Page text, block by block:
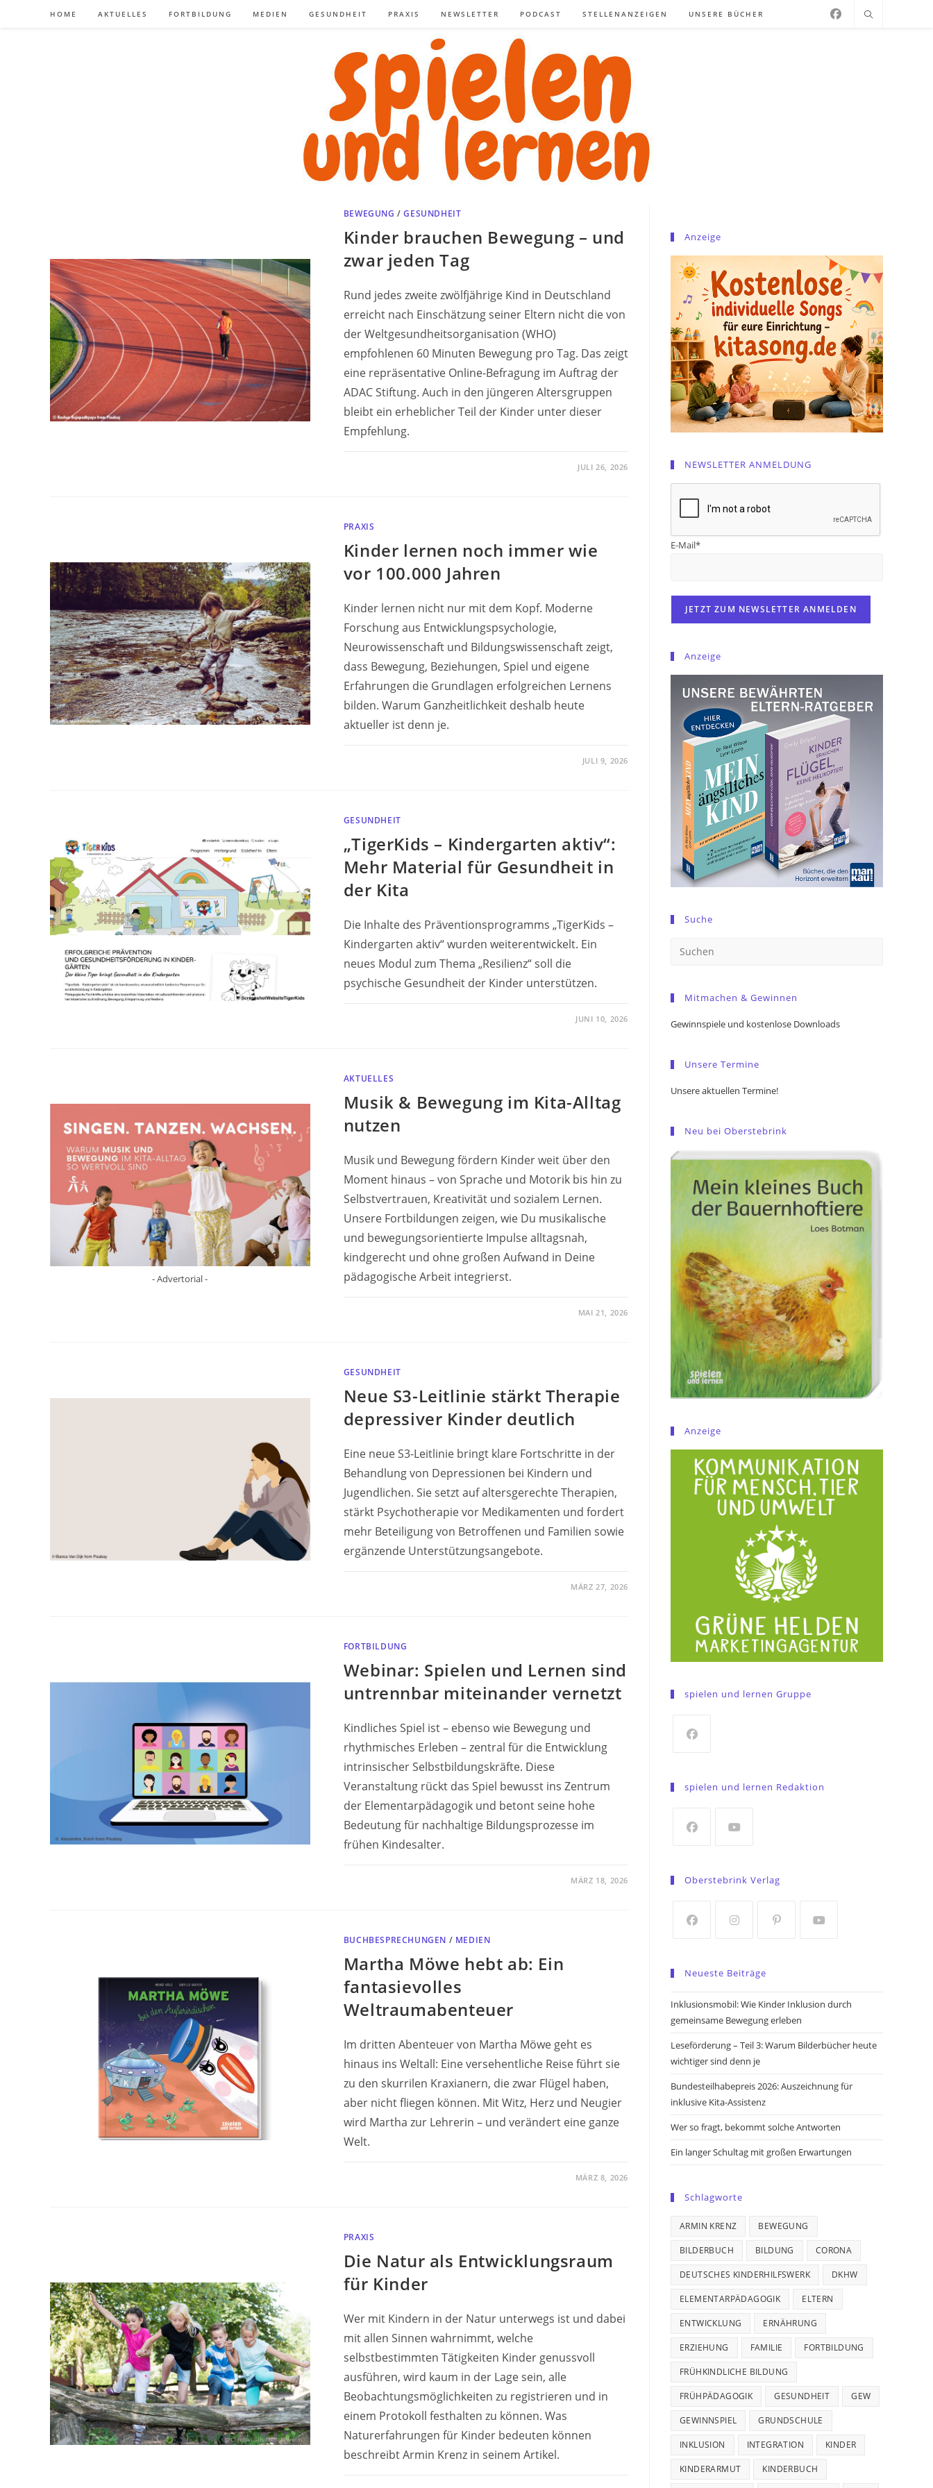
HOME AKTUELLES FORTBILDUNG MEDIEN GESUNDHEIT PRAXIS NEWSLETTER PODCAST STELLENANZEIGEN UNSERE BÜCHER
BEWEGUNG /GESUNDHEIT
Kinder brauchen Bewegung – und
zwar jeden Tag
Rund jedes zweite zwölfjährige Kind in Deutschland
erreicht nach Einschätzung seiner Eltern nicht die von
der Weltgesundheitsorganisation (WHO)
empfohlenen 60 Minuten Bewegung pro Tag. Das zeigt
eine repräsentative Online-Befragung im Auftrag der
ADAC Stiftung. Auch in den jüngeren Altersgruppen
bleibt ein erheblicher Teil der Kinder unter dieser
Empfehlung.
JULI 26, 2026
PRAXIS
Kinder lernen noch immer wie
vor 100.000 Jahren
Kinder lernen nicht nur mit dem Kopf. Moderne
Forschung aus Entwicklungspsychologie,
Neurowissenschaft und Bildungswissenschaft zeigt,
dass Bewegung, Beziehungen, Spiel und eigene
Erfahrungen die Grundlagen erfolgreichen Lernens
bilden. Warum Ganzheitlichkeit deshalb heute
aktueller ist denn je.
JULI 9, 2026
GESUNDHEIT
„TigerKids – Kindergarten aktiv“:
Mehr Material für Gesundheit in
der Kita
Die Inhalte des Präventionsprogramms „TigerKids –
Kindergarten aktiv“ wurden weiterentwickelt. Ein
neues Modul zum Thema „Resilienz“ soll die
psychische Gesundheit der Kinder unterstützen.
JUNI 10, 2026
- Advertorial -
AKTUELLES
Musik & Bewegung im Kita-Alltag
nutzen
Musik und Bewegung fördern Kinder weit über den
Moment hinaus – von Sprache und Motorik bis hin zu
Selbstvertrauen, Kreativität und sozialem Lernen.
Unsere Fortbildungen zeigen, wie Du musikalische
und bewegungsorientierte Impulse alltagsnah,
kindgerecht und ohne großen Aufwand in Deine
pädagogische Arbeit integrierst.
MAI 21, 2026
GESUNDHEIT
Neue S3-Leitlinie stärkt Therapie
depressiver Kinder deutlich
Eine neue S3-Leitlinie bringt klare Fortschritte in der
Behandlung von Depressionen bei Kindern und
Jugendlichen. Sie setzt auf altersgerechte Therapien,
stärkt Psychotherapie vor Medikamenten und fordert
mehr Beteiligung von Betroffenen und Familien sowie
ergänzende Unterstützungsangebote.
MÄRZ 27, 2026
FORTBILDUNG
Webinar: Spielen und Lernen sind
untrennbar miteinander vernetzt
Kindliches Spiel ist – ebenso wie Bewegung und
rhythmisches Erleben – zentral für die Entwicklung
intrinsischer Selbstbildungskräfte. Diese
Veranstaltung rückt das Spiel bewusst ins Zentrum
der Elementarpädagogik und betont seine hohe
Bedeutung für nachhaltige Bildungsprozesse im
frühen Kindesalter.
MÄRZ 18, 2026
BUCHBESPRECHUNGEN / MEDIEN
Martha Möwe hebt ab: Ein
fantasievolles
Weltraumabenteuer
Im dritten Abenteuer von Martha Möwe geht es
hinaus ins Weltall: Eine versehentliche Reise führt sie
zu den skurrilen Kraxianern, die zwar Flügel haben,
aber nicht fliegen können. Mit Witz, Herz und Neugier
wird Martha zur Lehrerin – und verändert eine ganze
Welt.
MÄRZ 8, 2026
PRAXIS
Die Natur als Entwicklungsraum
für Kinder
Wer mit Kindern in der Natur unterwegs ist und dabei
mit allen Sinnen wahrnimmt, welche
selbstbestimmten Tätigkeiten Kinder genussvoll
ausführen, wird kaum in der Lage sein, alle
Beobachtungsmöglichkeiten zu registrieren und in
einem Protokoll festhalten zu können. Was
Naturerfahrungen für Kinder bedeuten können
beschreibt Armin Krenz in seinem Artikel.
Anzeige
NEWSLETTER ANMELDUNG
E-Mail*
Anzeige
Suche
Mitmachen & Gewinnen
Gewinnspiele und kostenlose Downloads
Unsere Termine
Unsere aktuellen Termine!
Neu bei Oberstebrink
Anzeige
spielen und lernen Gruppe
a
tab
spielen und lernen Redaktion
a
tab
Oberstebrink Verlag
a
new
tab
new
tab
a
new
tab
new
tab
Neueste Beiträge
Inklusionsmobil: Wie Kinder Inklusion durch
gemeinsame Bewegung erleben
Leseförderung – Teil 3: Warum Bilderbücher heute
wichtiger sind denn je
Bundesteilhabepreis 2026: Auszeichnung für
inklusive Kita-Assistenz
Wer so fragt, bekommt solche Antworten
Ein langer Schultag mit großen Erwartungen
Schlagworte
ARMIN KRENZ BEWEGUNG
BILDERBUCH BILDUNG CORONA
DEUTSCHES KINDERHILFSWERK DKHW
ELEMENTARPÄDAGOGIK ELTERN
ENTWICKLUNG ERNÄHRUNG
ERZIEHUNG FAMILIE FORTBILDUNG
FRÜHKINDLICHE BILDUNG
FRÜHPÄDAGOGIK GESUNDHEIT GEW
GEWINNSPIEL GRUNDSCHULE
INKLUSION INTEGRATION KINDER
KINDERARMUT KINDERBUCH